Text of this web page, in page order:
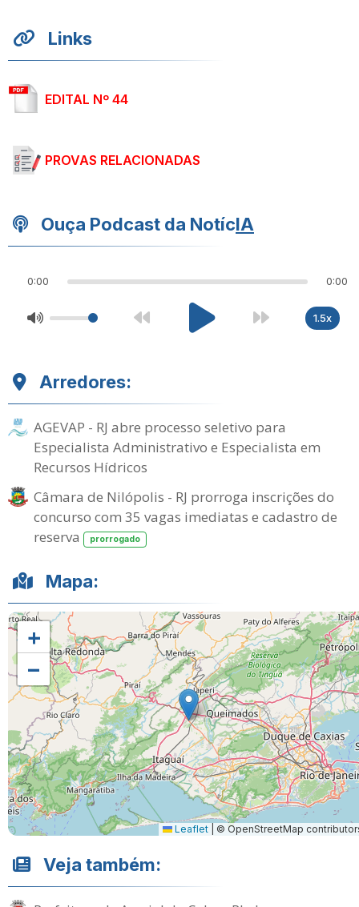
Links
EDITAL Nº 44
PROVAS RELACIONADAS
Ouça Podcast da NotícIA
0:00 0:00
1.5x
Arredores:
AGEVAP - RJ abre processo seletivo para
Especialista Administrativo e Especialista em
Recursos Hídricos
Câmara de Nilópolis - RJ prorroga inscrições do
concurso com 35 vagas imediatas e cadastro de
reserva
prorrogado
Mapa:
+
−
Leaflet © OpenStreetMap
Veja também: